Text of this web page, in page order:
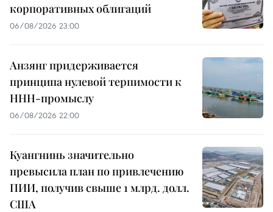
корпоративных облигаций
06/08/2026 23:00
Анзянг придерживается
принципа нулевой терпимости к
ННН-промыслу
06/08/2026 22:00
Куангнинь значительно
превысила план по привлечению
ПИИ, получив свыше 1 млрд. долл.
США